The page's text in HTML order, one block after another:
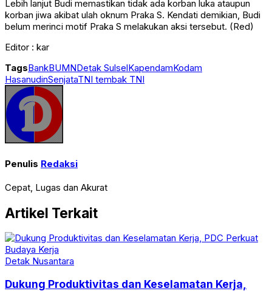
Lebih lanjut Budi memastikan tidak ada korban luka ataupun
korban jiwa akibat ulah oknum Praka S. Kendati demikian, Budi
belum merinci motif Praka S melakukan aksi tersebut. (Red)
Editor : kar
TagsBankBUMNDetak SulselKapendamKodam
HasanudinSenjataTNI tembak TNI
Penulis Redaksi
Cepat, Lugas dan Akurat
Artikel Terkait
Detak Nusantara
Dukung Produktivitas dan Keselamatan Kerja,